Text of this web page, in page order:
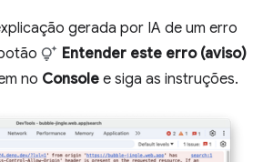
gerada por IA de um erro
Entender este erro (aviso)
no Console e siga as instruções.